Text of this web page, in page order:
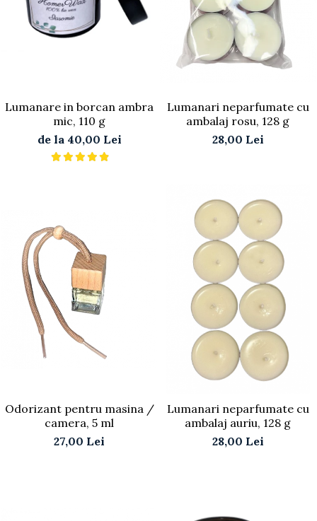
Lumanare in borcan ambra
mic, 110 g
de la 40,00 Lei
Lumanari neparfumate cu
ambalaj rosu, 128 g
28,00 Lei
Odorizant pentru masina /
camera, 5 ml
27,00 Lei
Lumanari neparfumate cu
ambalaj auriu, 128 g
28,00 Lei